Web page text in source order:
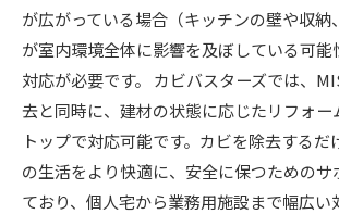
が広がっている場合（キッチンの壁や収納
が室内環境全体に影響を及ぼしている可能
対応が必要です。 カビバスターズでは、
去と同時に、建材の状態に応じたリフォー
トップで対応可能です。カビを除去する
の生活をより快適に、安全に保つためのサ
ており、個人宅から業務用施設まで幅広い